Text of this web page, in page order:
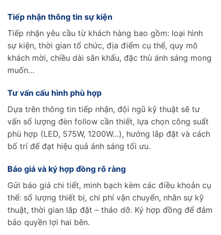
Tiếp nhận thông tin sự kiện
Tiếp nhận yêu cầu từ khách hàng bao gồm: loại hình
sự kiện, thời gian tổ chức, địa điểm cụ thể, quy mô
khách mời, chiều dài sân khấu, đặc thù ánh sáng mong
muốn…
Tư vấn cấu hình phù hợp
Dựa trên thông tin tiếp nhận, đội ngũ kỹ thuật sẽ tư
vấn số lượng đèn follow cần thiết, lựa chọn công suất
phù hợp (LED, 575W, 1200W…), hướng lắp đặt và cách
bố trí để đạt hiệu quả ánh sáng tối ưu.
Báo giá và ký hợp đồng rõ ràng
Gửi báo giá chi tiết, minh bạch kèm các điều khoản cụ
thể: số lượng thiết bị, chi phí vận chuyển, nhân sự kỹ
thuật, thời gian lắp đặt – tháo dỡ. Ký hợp đồng để đảm
bảo quyền lợi hai bên.